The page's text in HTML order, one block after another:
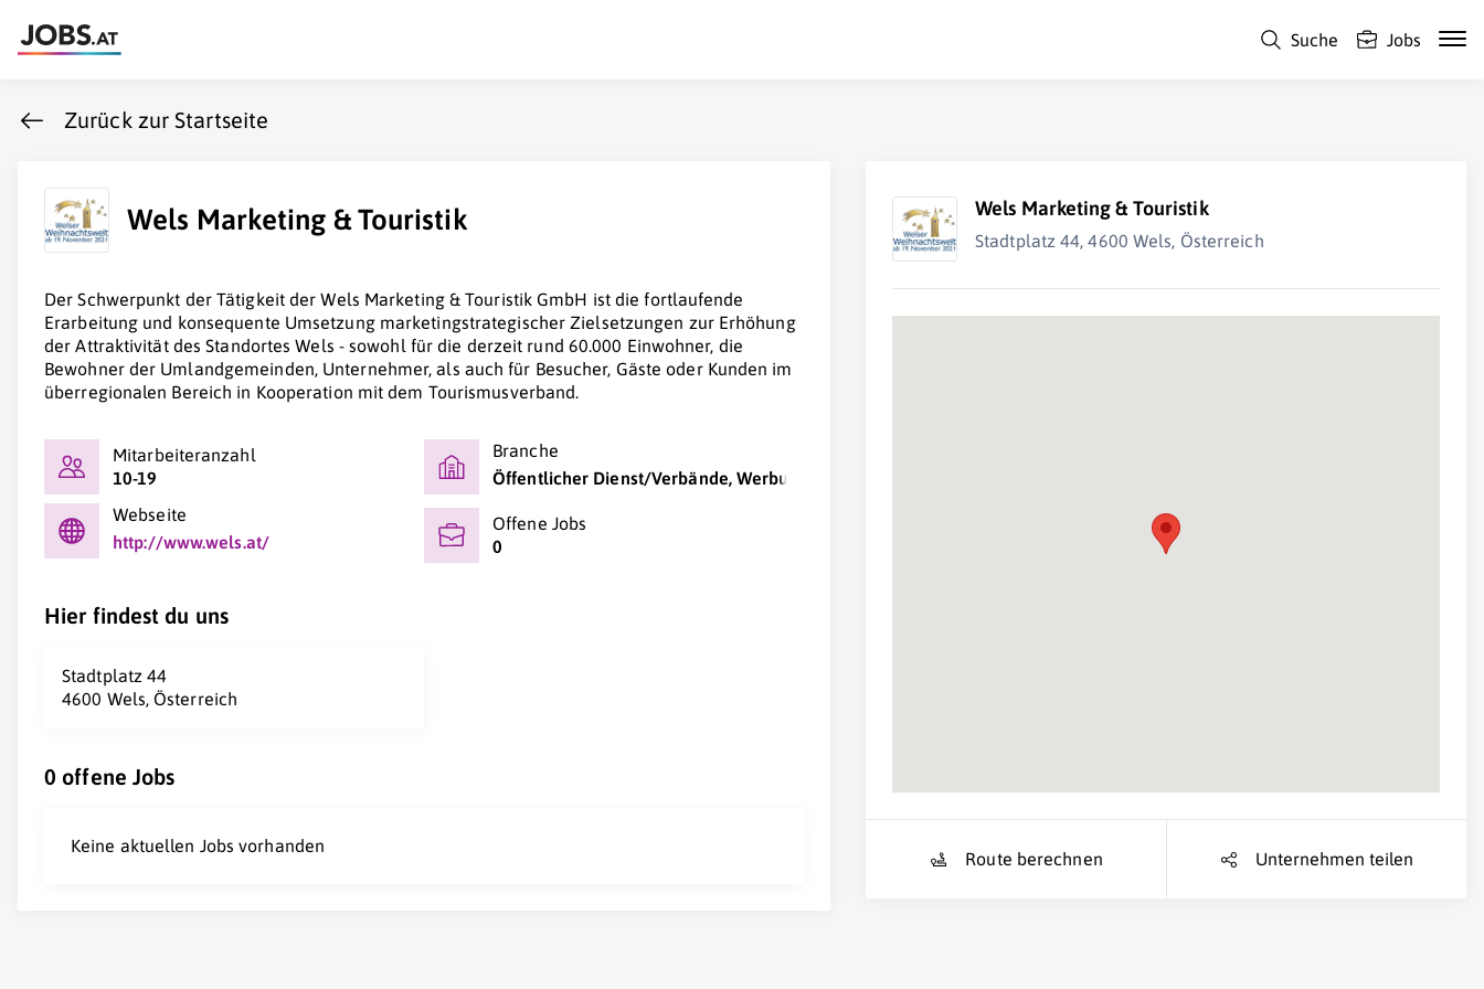
Suche Jobs
Zurück zur Startseite
Wels Marketing & Touristik
Der Schwerpunkt der Tätigkeit der Wels Marketing & Touristik GmbH ist die fortlaufende
Erarbeitung und kon­sequente Umsetzung marketingstrategischer Zielsetzungen zur Erhöhung
der Attraktivität des Standortes Wels - sowohl für die derzeit rund 60.000 Einwohner, die
Bewohner der Umlandgemeinden, Unternehmer, als auch für Besucher, Gäste oder Kunden im
überregionalen Bereich in Kooperation mit dem Tourismusverband.
Mitarbeiteranzahl
10-19
Branche
Öffentlicher Dienst/Verbände, Werbung/Marketing/PR
Webseite
http://www.wels.at/
Offene Jobs
0
Hier findest du uns
Stadtplatz 44
4600 Wels, Österreich
0 offene Jobs
Keine aktuellen Jobs vorhanden
Wels Marketing & Touristik
Stadtplatz 44, 4600 Wels, Österreich
Route berechnen Unternehmen teilen